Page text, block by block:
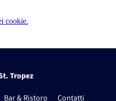
cookie.
Tropez
Bar & Ristoro Contatti